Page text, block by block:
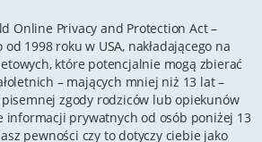
Online Privacy and Protection Act –
1998 roku w USA, nakładającego na
które potencjalnie mogą zbierać
– mających mniej niż 13 lat –
zgody rodziców lub opiekunów
informacji prywatnych od osób poniżej 13
pewności czy to dotyczy ciebie jako